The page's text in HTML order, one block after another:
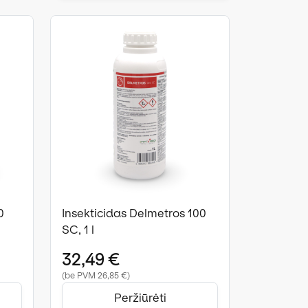
Insekticidas Delmetros 100
SC, 1 l
32,49 €
(be PVM 26,85 €)
Peržiūrėti